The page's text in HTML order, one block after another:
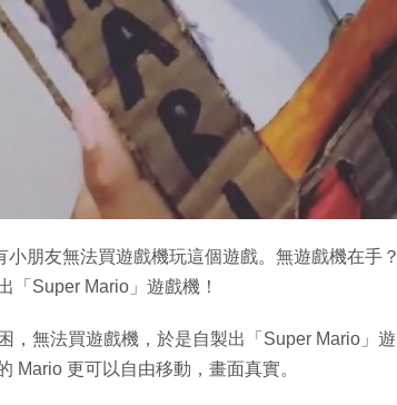
朋友無法買遊戲機玩這個遊戲。無遊戲機在手？
「Super Mario」遊戲機！
，無法買遊戲機，於是自製出「Super Mario」遊
Mario 更可以自由移動，畫面真實。